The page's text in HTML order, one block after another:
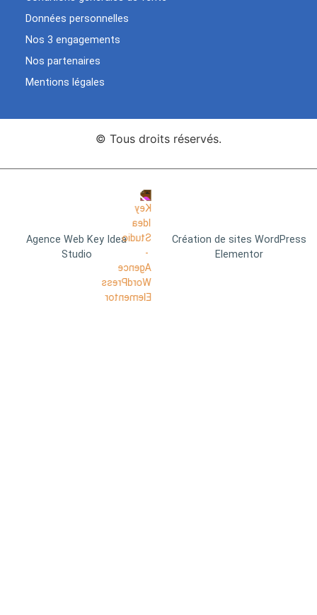
Données personnelles
Nos 3 engagements
Nos partenaires
Mentions légales
© Tous droits réservés.
Agence Web Key Idea
Studio
Création de sites WordPress
Elementor